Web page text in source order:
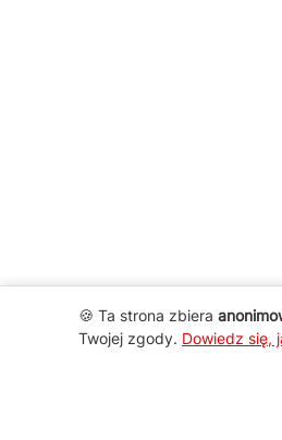
🍪 Ta strona zbiera
Twojej zgody. Dowiedz się,